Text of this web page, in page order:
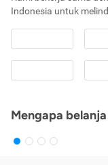
Indonesia untuk
Mengapa